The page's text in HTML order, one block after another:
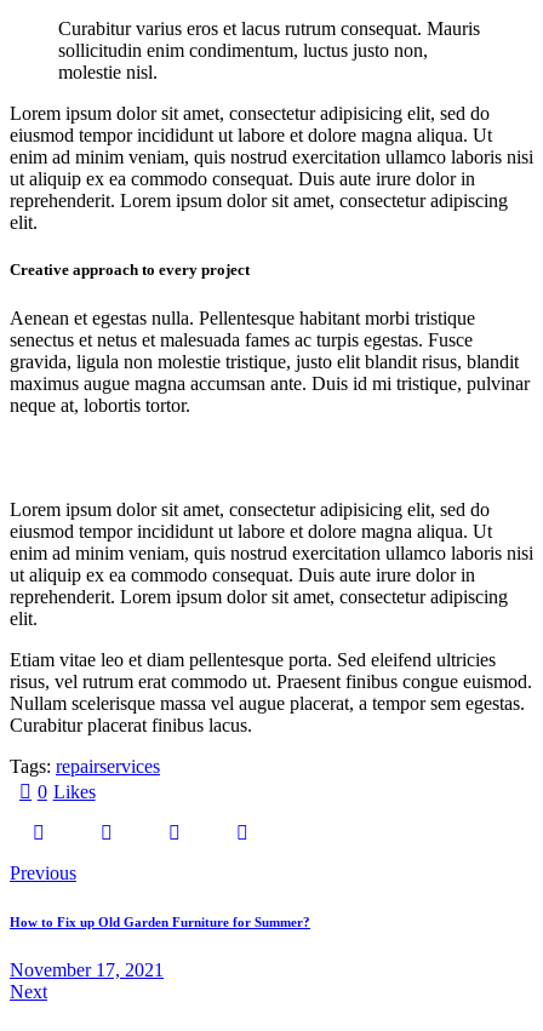
Curabitur varius eros et lacus rutrum consequat. Mauris
sollicitudin enim condimentum, luctus justo non,
molestie nisl.
Lorem ipsum dolor sit amet, consectetur adipisicing elit, sed do
eiusmod tempor incididunt ut labore et dolore magna aliqua. Ut
enim ad minim veniam, quis nostrud exercitation ullamco laboris nisi
ut aliquip ex ea commodo consequat. Duis aute irure dolor in
reprehenderit. Lorem ipsum dolor sit amet, consectetur adipiscing
elit.
Creative approach to every project
Aenean et egestas nulla. Pellentesque habitant morbi tristique
senectus et netus et malesuada fames ac turpis egestas. Fusce
gravida, ligula non molestie tristique, justo elit blandit risus, blandit
maximus augue magna accumsan ante. Duis id mi tristique, pulvinar
neque at, lobortis tortor.
Lorem ipsum dolor sit amet, consectetur adipisicing elit, sed do
eiusmod tempor incididunt ut labore et dolore magna aliqua. Ut
enim ad minim veniam, quis nostrud exercitation ullamco laboris nisi
ut aliquip ex ea commodo consequat. Duis aute irure dolor in
reprehenderit. Lorem ipsum dolor sit amet, consectetur adipiscing
elit.
Etiam vitae leo et diam pellentesque porta. Sed eleifend ultricies
risus, vel rutrum erat commodo ut. Praesent finibus congue euismod.
Nullam scelerisque massa vel augue placerat, a tempor sem egestas.
Curabitur placerat finibus lacus.
Tags: repairservices
0 Likes
Previous
How to Fix up Old Garden Furniture for Summer?
November 17, 2021
Next